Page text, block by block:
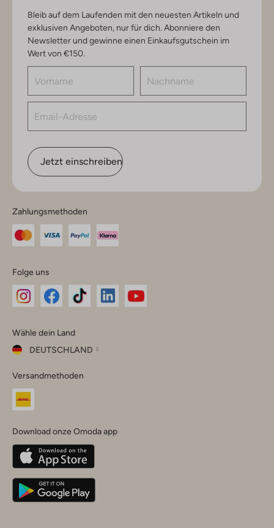
Bleib auf dem Laufenden mit den neuesten Artikeln und
exklusiven Angeboten, nur für dich. Abonniere den
Newsletter und gewinne einen Einkaufsgutschein im
Wert von €150.
Jetzt einschreiben
Zahlungsmethoden
Folge uns
Instagram
Facebook
TikTok
Wähle dein Land
DEUTSCHLAND
dein
Land
Belgique(Français)
Deutschland
Versandmethoden
Download onze Omoda app